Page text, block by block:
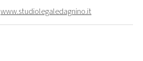
www.studiolegaledagnino.it